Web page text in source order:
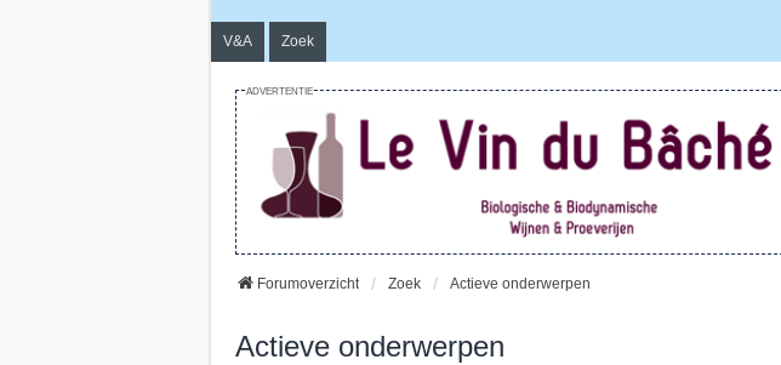
V&A Zoek
ADVERTENTIE
Forumoverzicht Zoek Actieve onderwerpen
Actieve onderwerpen